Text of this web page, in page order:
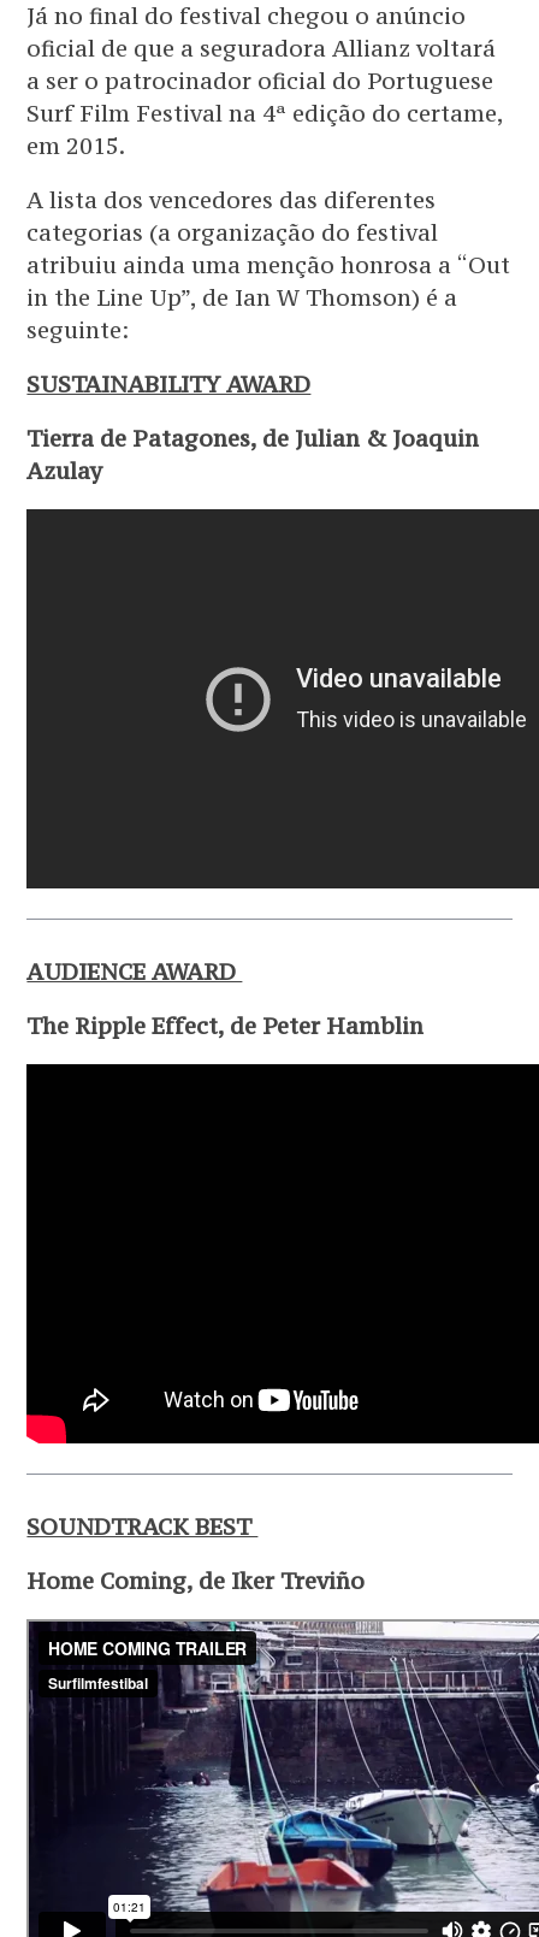
Já no final do festival chegou o anúncio
oficial de que a seguradora Allianz voltará
a ser o patrocinador oficial do Portuguese
Surf Film Festival na 4ª edição do certame,
em 2015.
A lista dos vencedores das diferentes
categorias (a organização do festival
atribuiu ainda uma menção honrosa a “Out
in the Line Up”, de Ian W Thomson) é a
seguinte:
SUSTAINABILITY AWARD
Tierra de Patagones, de Julian & Joaquin
Azulay
AUDIENCE AWARD
The Ripple Effect, de Peter Hamblin
SOUNDTRACK BEST
Home Coming, de Iker Treviño